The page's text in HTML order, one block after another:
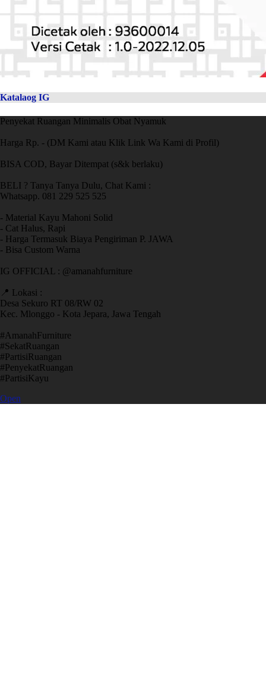
Katalaog IG
Penyekat Ruangan Minimalis Obat Nyamuk
Harga Rp. - (DM Kami atau Klik Link Wa Kami di Profil)
BISA COD, Bayar Ditempat (s&k berlaku)
BELI ? Tanya Tanya Dulu, Chat Kami :
Whatsapp. 081 229 525 525
- Material Kayu Mahoni Solid
- Cat Halus, Rapi
- Harga Termasuk Biaya Pengiriman P. JAWA
- Bisa Custom Warna
IG OFFICIAL : @amanahfurniture
📍 Lokasi :
Desa Sekuro RT 08/RW 02
Kec. Mlonggo - Kota Jepara, Jawa Tengah
​#AmanahFurniture
​#SekatRuangan
​#PartisiRuangan
​#PenyekatRuangan
​#PartisiKayu
Open